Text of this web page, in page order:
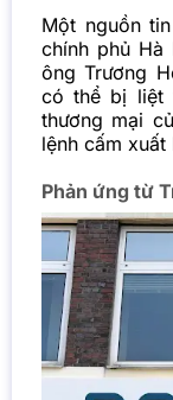
Một nguồn
chính phủ Hà
ông Trương
có thể bị liệt
thương mại
lệnh cấm
Phản ứng từ